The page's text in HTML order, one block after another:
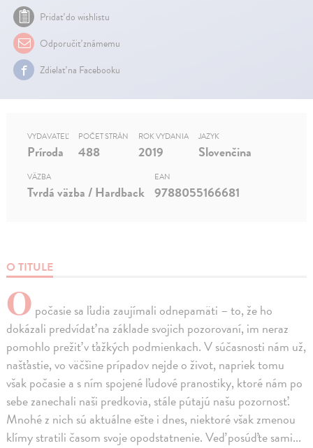
Pridať do wishlistu
Odporučiť známemu
Zdielať na Facebooku
O TITULE
O počasie sa ľudia zaujímali odnepamäti – to, že ho
dokázali predvídať na základe svojich pozorovaní, im neraz
pomohlo prežiť v ťažkých podmienkach. V súčasnosti nám už,
našťastie, vo väčšine prípadov nejde o život, napriek tomu
však počasie a s ním spojené ľudové pranostiky, ktoré nám po
sebe zanechali naši predkovia, stále pútajú našu pozornosť.
Mnohé z nich sú aktuálne ešte i dnes, niektoré však zmenou
klímy stratili časom svoje opodstatnenie. Veď posúďte sami...
VYDAVATEĽ
Príroda
POČET STRÁN
488
ROK VYDANIA
2019
JAZYK
Slovenčina
VÄZBA
Tvrdá väzba / Hardback
EAN
9788055166681